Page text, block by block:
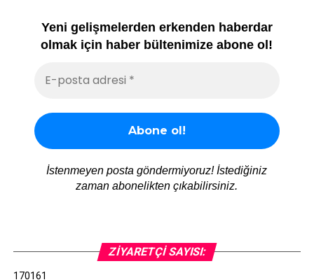
Yeni gelişmelerden erkenden haberdar
olmak için haber bültenimize abone ol!
İstenmeyen posta göndermiyoruz! İstediğiniz
zaman abonelikten çıkabilirsiniz.
ZIYARETÇI SAYISI:
170161